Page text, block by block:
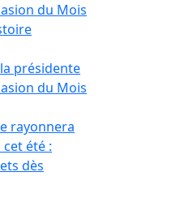
du Mois
présidente
du Mois
rayonnera
été :
dès